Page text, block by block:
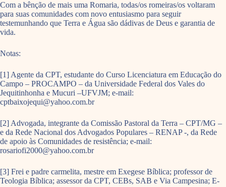
Com a bênção de mais uma Romaria, todas/os romeiras/os voltaram
para suas comunidades com novo entusiasmo para seguir
testemunhando que Terra e Água são dádivas de Deus e garantia de
vida.
Notas:
[1] Agente da CPT, estudante do Curso Licenciatura em Educação do
Campo – PROCAMPO – da Universidade Federal dos Vales do
Jequitinhonha e Mucuri –UFVJM; e-mail:
cptbaixojequi@yahoo.com.br
[2] Advogada, integrante da Comissão Pastoral da Terra – CPT/MG –
e da Rede Nacional dos Advogados Populares – RENAP -, da Rede
de apoio às Comunidades de resistência; e-mail:
rosariofi2000@yahoo.com.br
[3] Frei e padre carmelita, mestre em Exegese Bíblica; professor de
Teologia Bíblica; assessor da CPT, CEBs, SAB e Via Campesina; E-